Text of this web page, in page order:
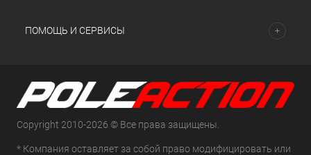
ПОМОЩЬ И СЕРВИСЫ
Copyright 2010-2026 © Все права защищены.
* Компания оставляет за собой право модифицировать или